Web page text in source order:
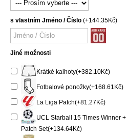
s vlastním Jméno / Číslo (+144.35Kč)
Jiné možnosti
Krátké kalhoty(+382.10Kč)
Fotbalové ponožky(+168.61Kč)
La Liga Patch(+81.27Kč)
UCL Starball 15 Times Winner
Patch Set(+134.64Kč)